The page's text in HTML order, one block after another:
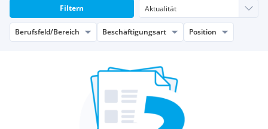
Filtern
Berufsfeld/Bereich Beschäftigungsart Position